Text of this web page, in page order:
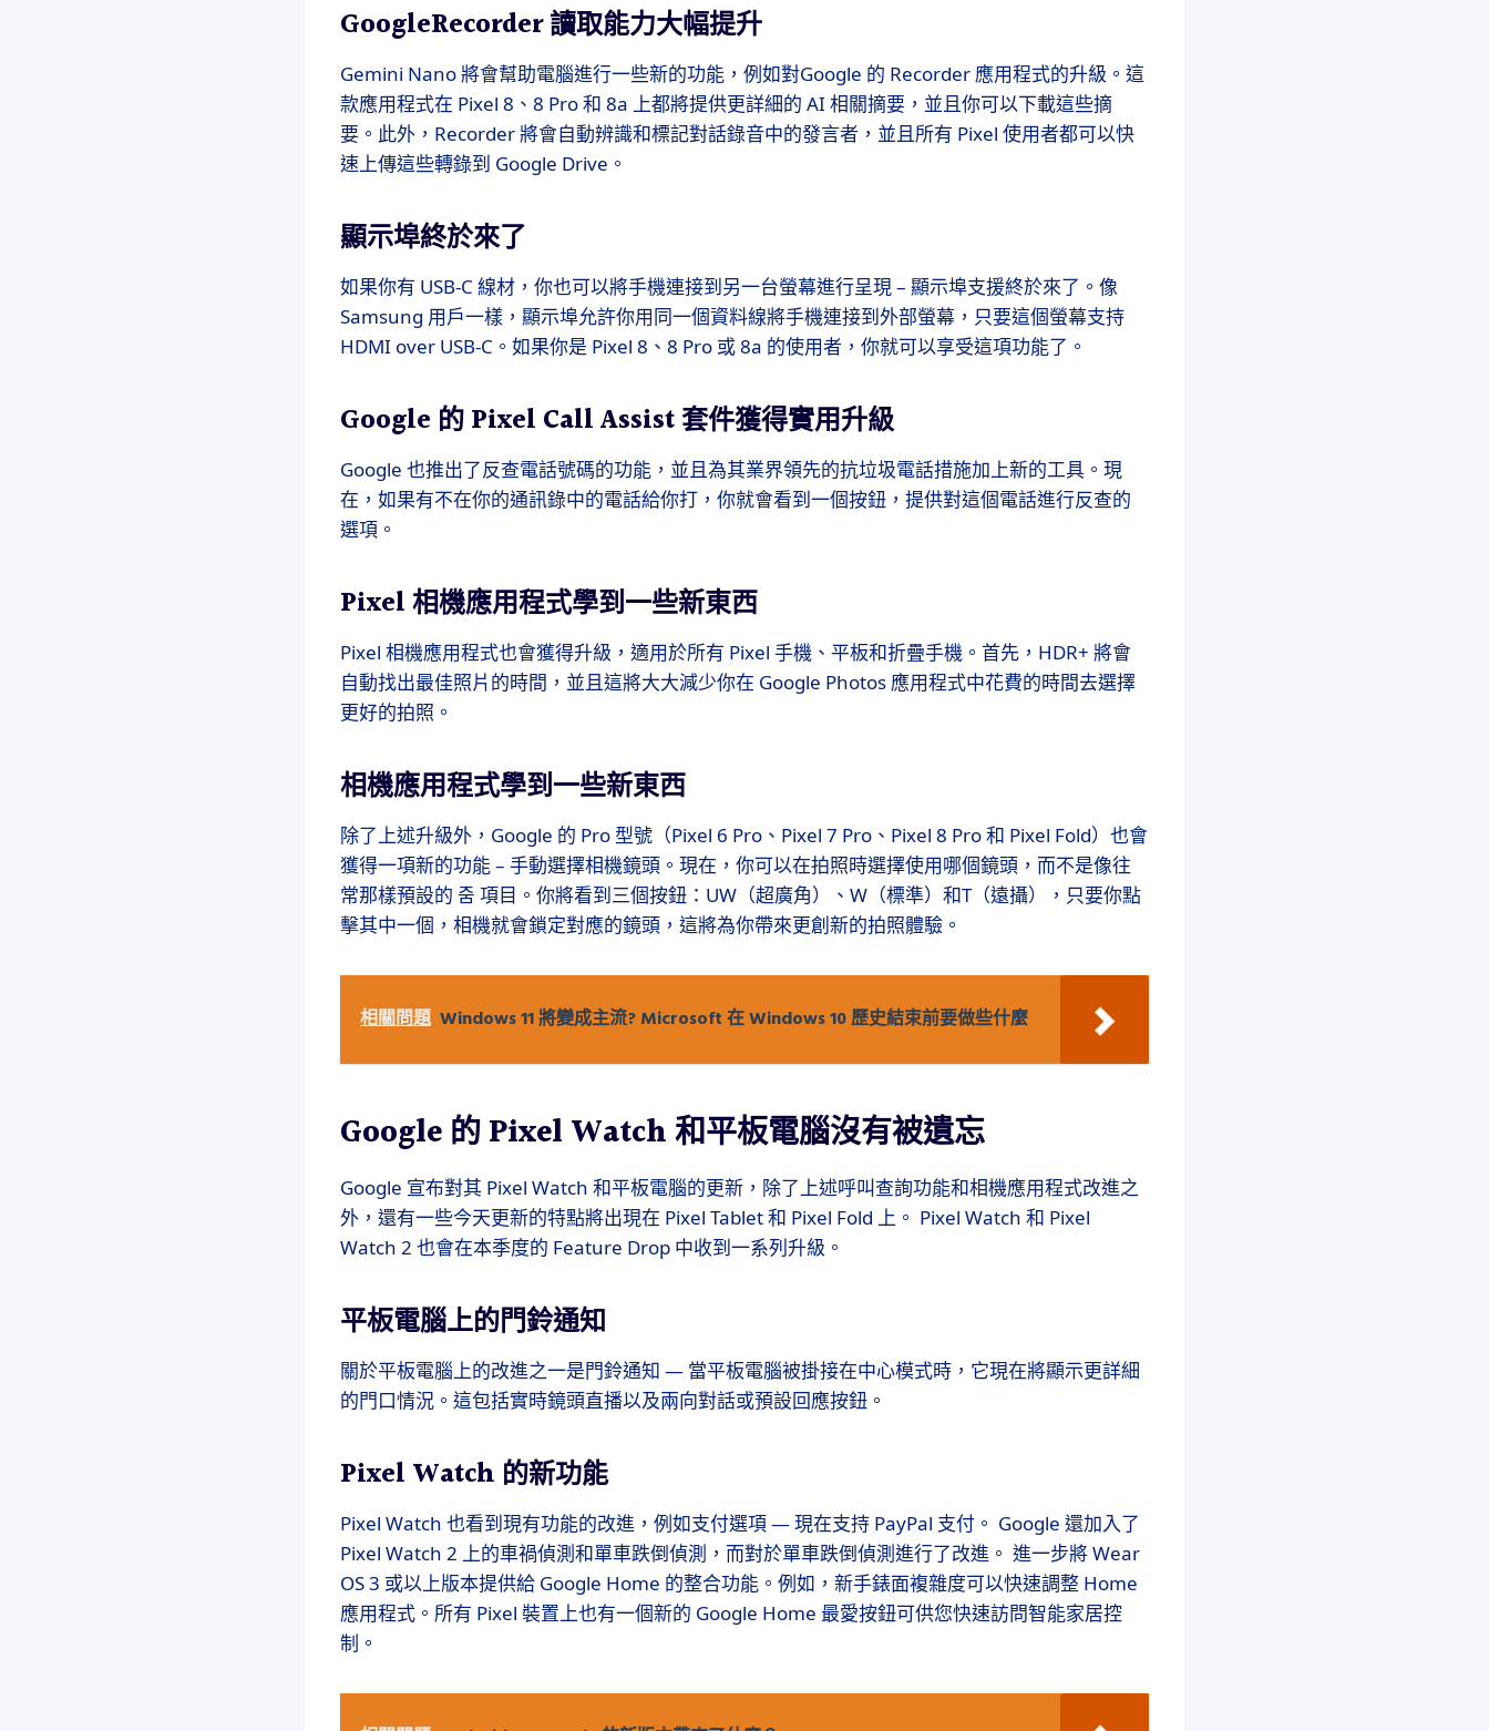
GoogleRecorder 讀取能力大幅提升
Gemini Nano 將會幫助電腦進行一些新的功能，例如對Google 的 Recorder 應用程式的升級。這
款應用程式在 Pixel 8、8 Pro 和 8a 上都將提供更詳細的 AI 相關摘要，並且你可以下載這些摘
要。此外，Recorder 將會自動辨識和標記對話錄音中的發言者，並且所有 Pixel 使用者都可以快
速上傳這些轉錄到 Google Drive。
顯示埠終於來了
如果你有 USB-C 線材，你也可以將手機連接到另一台螢幕進行呈現 – 顯示埠支援終於來了。像
Samsung 用戶一樣，顯示埠允許你用同一個資料線將手機連接到外部螢幕，只要這個螢幕支持
HDMI over USB-C。如果你是 Pixel 8、8 Pro 或 8a 的使用者，你就可以享受這項功能了。
Google 的 Pixel Call Assist 套件獲得實用升級
Google 也推出了反查電話號碼的功能，並且為其業界領先的抗垃圾電話措施加上新的工具。現
在，如果有不在你的通訊錄中的電話給你打，你就會看到一個按鈕，提供對這個電話進行反查的
選項。
Pixel 相機應用程式學到一些新東西
Pixel 相機應用程式也會獲得升級，適用於所有 Pixel 手機、平板和折疊手機。首先，HDR+ 將會
自動找出最佳照片的時間，並且這將大大減少你在 Google Photos 應用程式中花費的時間去選擇
更好的拍照。
相機應用程式學到一些新東西
除了上述升級外，Google 的 Pro 型號（Pixel 6 Pro、Pixel 7 Pro、Pixel 8 Pro 和 Pixel Fold）也會
獲得一項新的功能 – 手動選擇相機鏡頭。現在，你可以在拍照時選擇使用哪個鏡頭，而不是像往
常那樣預設的 줌 項目。你將看到三個按鈕：UW（超廣角）、W（標準）和T（遠攝），只要你點
擊其中一個，相機就會鎖定對應的鏡頭，這將為你帶來更創新的拍照體驗。
相關問題 Windows 11 將變成主流? Microsoft 在 Windows 10 歷史結束前要做些什麼
Google 的 Pixel Watch 和平板電腦沒有被遺忘
Google 宣布對其 Pixel Watch 和平板電腦的更新，除了上述呼叫查詢功能和相機應用程式改進之
外，還有一些今天更新的特點將出現在 Pixel Tablet 和 Pixel Fold 上。 Pixel Watch 和 Pixel
Watch 2 也會在本季度的 Feature Drop 中收到一系列升級。
平板電腦上的門鈴通知
關於平板電腦上的改進之一是門鈴通知 — 當平板電腦被掛接在中心模式時，它現在將顯示更詳細
的門口情況。這包括實時鏡頭直播以及兩向對話或預設回應按鈕。
Pixel Watch 的新功能
Pixel Watch 也看到現有功能的改進，例如支付選項 — 現在支持 PayPal 支付。 Google 還加入了
Pixel Watch 2 上的車禍偵測和單車跌倒偵測，而對於單車跌倒偵測進行了改進。 進一步將 Wear
OS 3 或以上版本提供給 Google Home 的整合功能。例如，新手錶面複雜度可以快速調整 Home
應用程式。所有 Pixel 裝置上也有一個新的 Google Home 最愛按鈕可供您快速訪問智能家居控
制。